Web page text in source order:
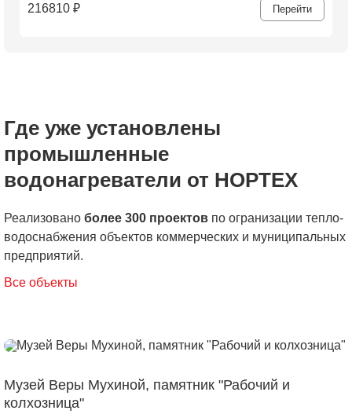
216810 ₽ Перейти
Где уже установлены
промышленные
водонагреватели от НОРТЕХ
Реализовано более 300 проектов по огранизации тепло-
водоснабжения объектов коммерческих и муниципальных
предприятий.
Все объекты
Музей Веры Мухиной, памятник "Рабочий и
колхозница"